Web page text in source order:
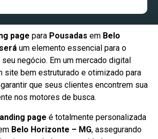
page para Pousadas em Belo
um elemento essencial para o
negócio. Em um mercado digital
site bem estruturado e otimizado para
que seus clientes encontrem sua
nos motores de busca.
page é totalmente personalizada
Belo Horizonte – MG, assegurando